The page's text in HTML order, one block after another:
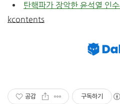
탄핵파가 장악한 윤석열 인
kcontents
공감 구독하기